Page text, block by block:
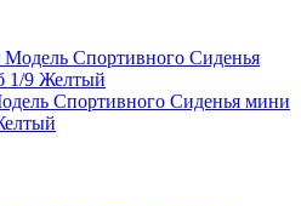
Спортивного Сиденья мини